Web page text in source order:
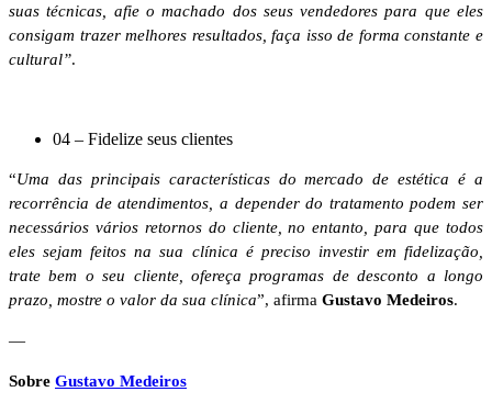
suas técnicas, afie o machado dos seus vendedores para que eles
consigam trazer melhores resultados, faça isso de forma constante e
cultural”.
04 – Fidelize seus clientes
“Uma das principais características do mercado de estética é a
recorrência de atendimentos, a depender do tratamento podem ser
necessários vários retornos do cliente, no entanto, para que todos
eles sejam feitos na sua clínica é preciso investir em fidelização,
trate bem o seu cliente, ofereça programas de desconto a longo
prazo, mostre o valor da sua clínica”, afirma Gustavo Medeiros.
—
Sobre Gustavo Medeiros